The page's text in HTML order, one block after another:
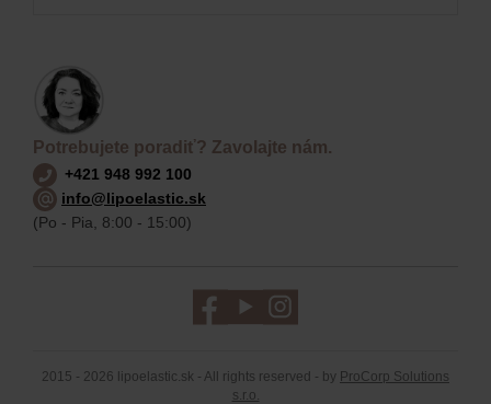
Potrebujete poradiť? Zavolajte nám.
+421 948 992 100
info@lipoelastic.sk
(Po - Pia, 8:00 - 15:00)
2015 - 2026 lipoelastic.sk - All rights reserved - by ProCorp Solutions
s.r.o.